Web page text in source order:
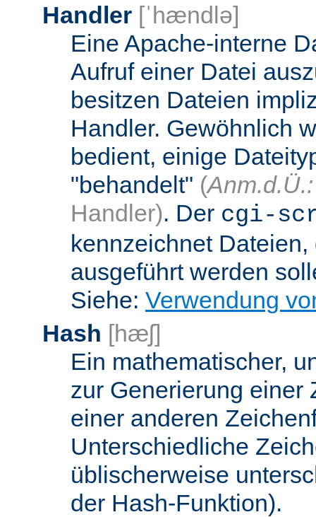
Handler [ˈhændlə]
Eine Apache-interne
Aufruf einer Datei
besitzen Dateien
Handler. Gewöhnlich
bedient, einige
"behandelt" (Anm.d.Ü.:
Handler). Der cgi-
kennzeichnet
ausgeführt werden
Siehe: Verwendung
Hash [hæʃ]
Ein mathematischer,
zur Generierung einer
einer anderen
Unterschiedliche
üblischerweise
der Hash-Funktion).